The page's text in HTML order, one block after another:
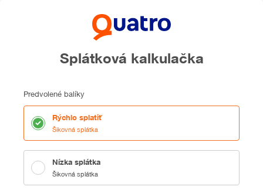
Splátková kalkulačka
Predvolené balíky
Rýchlo splatiť
Šikovná splátka
Nízka splátka
Šikovná splátka